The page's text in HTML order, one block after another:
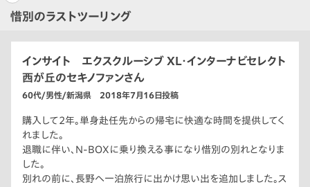
惜別のラストツーリング
インサイト エクスクルーシブ XL・インターナビセレクト
西が丘のセキノファンさん
60代/男性/新潟県 2018年7月16日投稿
購入して2年。単身赴任先からの帰宅に快適な時間を提供してく
れました。
退職に伴い、N-BOXに乗り換える事になり惜別の別れとなりま
した。
別れの前に、長野へ一泊旅行に出かけ思い出を追加しました。ス